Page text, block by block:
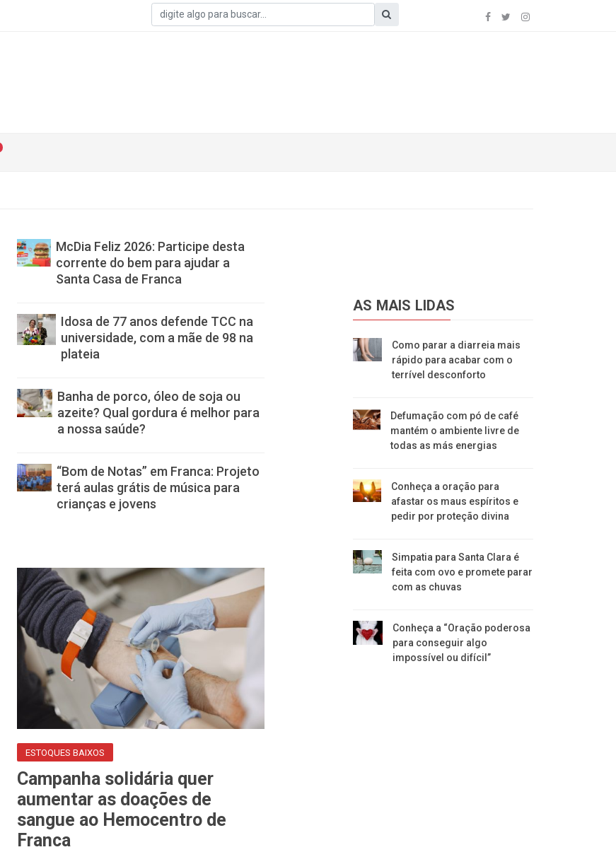
McDia Feliz 2026: Participe desta
corrente do bem para ajudar a
Santa Casa de Franca
Idosa de 77 anos defende TCC na
universidade, com a mãe de 98 na
plateia
Banha de porco, óleo de soja ou
azeite? Qual gordura é melhor para
a nossa saúde?
“Bom de Notas” em Franca: Projeto
terá aulas grátis de música para
crianças e jovens
ESTOQUES BAIXOS
Campanha solidária quer
aumentar as doações de
sangue ao Hemocentro de
Franca
AS MAIS LIDAS
Como parar a diarreia mais
rápido para acabar com o
terrível desconforto
Defumação com pó de café
mantém o ambiente livre de
todas as más energias
Conheça a oração para
afastar os maus espíritos e
pedir por proteção divina
Simpatia para Santa Clara é
feita com ovo e promete parar
com as chuvas
Conheça a “Oração poderosa
para conseguir algo
impossível ou difícil”